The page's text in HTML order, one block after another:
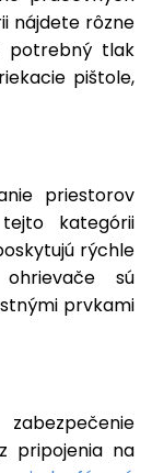
nájdete rôzne
potrebný tlak
pištole,
priestorov
kategórii
rýchle
sú
prvkami
pripojenia na